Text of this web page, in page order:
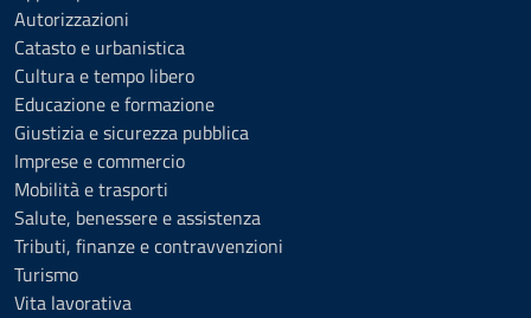
Autorizzazioni
Catasto e urbanistica
Cultura e tempo libero
Educazione e formazione
Giustizia e sicurezza pubblica
Imprese e commercio
Mobilità e trasporti
Salute, benessere e assistenza
Tributi, finanze e contravvenzioni
Turismo
Vita lavorativa